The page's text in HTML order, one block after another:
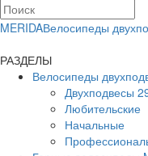
MERIDAВелосипеды
РАЗДЕЛЫ
Велосипеды
Двухподвесы
Любительские
Начальные